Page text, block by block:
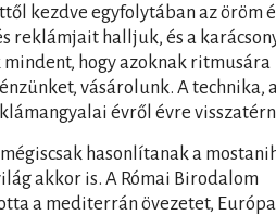
kezdve egyfolytában az öröm
reklámjait halljuk, és a
hogy azoknak ritmusára
vásárolunk. A technika,
évről évre
hasonlítanak a
akkor is. A Római Birodalom
a mediterrán övezetet, Európa